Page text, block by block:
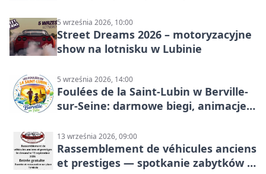
5 września 2026, 10:00
Street Dreams 2026 – motoryzacyjne
show na lotnisku w Lubinie
5 września 2026, 14:00
Foulées de la Saint-Lubin w Berville-
sur-Seine: darmowe biegi, animacje i
13 września 2026, 09:00
Rassemblement de véhicules anciens
et prestiges — spotkanie zabytków i